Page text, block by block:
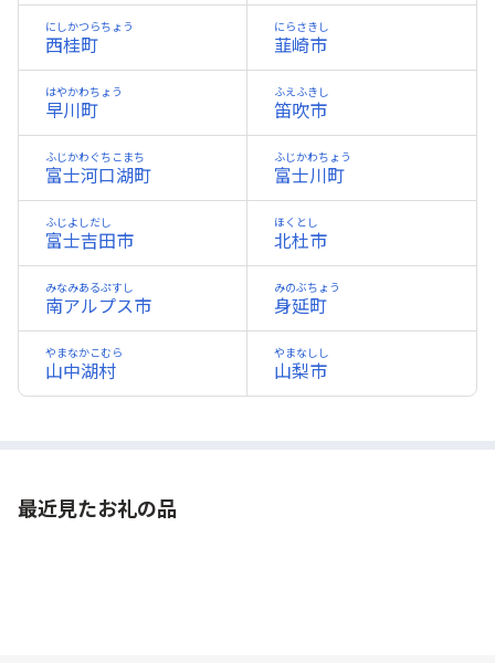
西桂町
にしかつらちょう
韮崎市
にらさきし
早川町
はやかわちょう
笛吹市
ふえふきし
富士河口湖町
ふじかわぐちこまち
富士川町
ふじかわちょう
富士吉田市
ふじよしだし
北杜市
ほくとし
南アルプス市
みなみあるぷすし
身延町
みのぶちょう
山中湖村
やまなかこむら
山梨市
やまなしし
最近見たお礼の品